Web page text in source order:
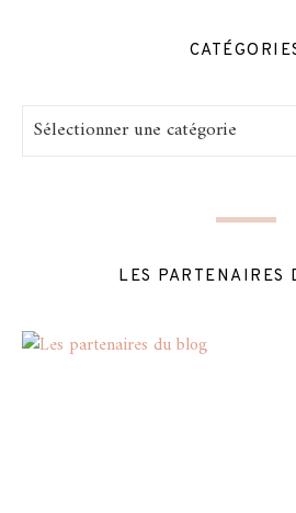
Catégories
LES PARTENAIRES